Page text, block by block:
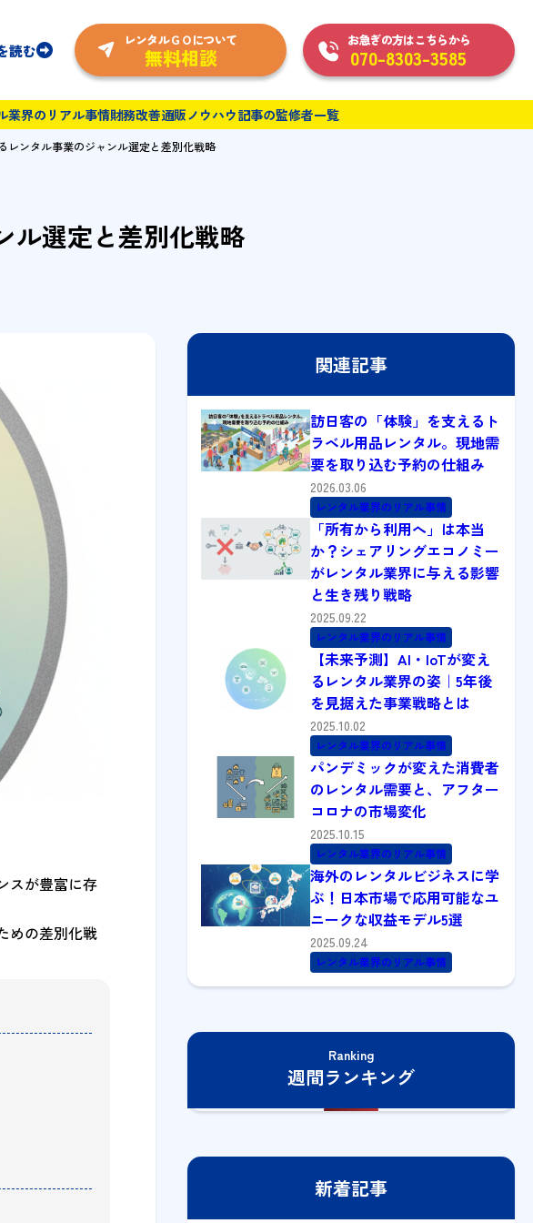
読む
レンタルＧＯについて
無料相談
お急ぎの方はこちらから
070-8303-3585
業界のリアル事情財務改善通販ノウハウ記事の監修者一覧
レンタル事業のジャンル選定と差別化戦略
ル選定と差別化戦略
スが豊富に存
めの差別化戦
関連記事
訪日客の「体験」を支えるト
ラベル用品レンタル。現地需
要を取り込む予約の仕組み
2026.03.06
レンタル業界のリアル事情
「所有から利用へ」は本当
か？シェアリングエコノミー
がレンタル業界に与える影響
と生き残り戦略
2025.09.22
レンタル業界のリアル事情
【未来予測】AI・IoTが変え
るレンタル業界の姿｜5年後
を見据えた事業戦略とは
2025.10.02
レンタル業界のリアル事情
パンデミックが変えた消費者
のレンタル需要と、アフター
コロナの市場変化
2025.10.15
レンタル業界のリアル事情
海外のレンタルビジネスに学
ぶ！日本市場で応用可能なユ
ニークな収益モデル5選
2025.09.24
レンタル業界のリアル事情
Ranking
週間ランキング
新着記事